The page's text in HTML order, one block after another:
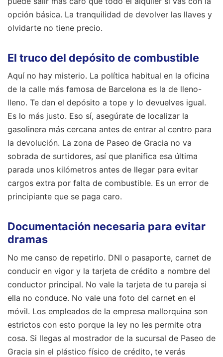
opción básica. La tranquilidad de devolver las llaves y
olvidarte no tiene precio.
El truco del depósito de combustible
Aquí no hay misterio. La política habitual en la oficina
de la calle más famosa de Barcelona es la de lleno-
lleno. Te dan el depósito a tope y lo devuelves igual.
Es lo más justo. Eso sí, asegúrate de localizar la
gasolinera más cercana antes de entrar al centro para
la devolución. La zona de Paseo de Gracia no va
sobrada de surtidores, así que planifica esa última
parada unos kilómetros antes de llegar para evitar
cargos extra por falta de combustible. Es un error de
principiante que se paga caro.
Documentación necesaria para evitar
dramas
No me canso de repetirlo. DNI o pasaporte, carnet de
conducir en vigor y la tarjeta de crédito a nombre del
conductor principal. No vale la tarjeta de tu pareja si
ella no conduce. No vale una foto del carnet en el
móvil. Los empleados de la empresa mallorquina son
estrictos con esto porque la ley no les permite otra
cosa. Si llegas al mostrador de la sucursal de Paseo de
Gracia sin el plástico físico de crédito, te verás